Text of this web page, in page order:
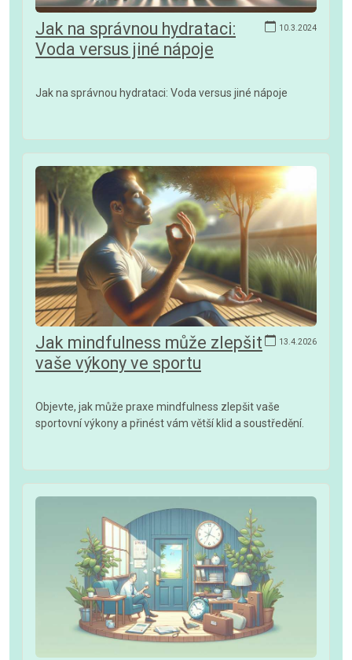
10.3.2024
Jak na správnou hydrataci:
Voda versus jiné nápoje
Jak na správnou hydrataci: Voda versus jiné nápoje
13.4.2026
Jak mindfulness může zlepšit
vaše výkony ve sportu
Objevte, jak může praxe mindfulness zlepšit vaše
sportovní výkony a přinést vám větší klid a soustředění.